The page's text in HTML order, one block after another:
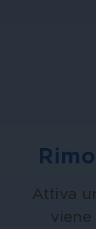
Attiva